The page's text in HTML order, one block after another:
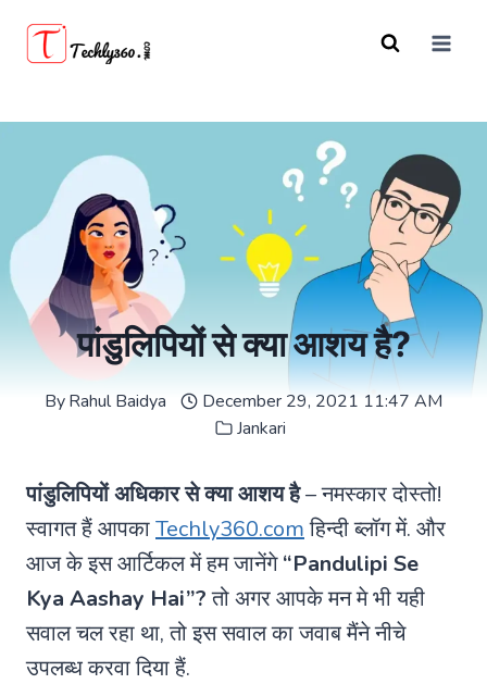
पांडुलिपियों से क्या आशय है?
ByRahul Baidya
December 29, 2021 11:47 AM
Jankari
पांडुलिपियों अधिकार से क्या आशय है– नमस्कार दोस्तो!
स्वागत हैं आपकाTechly360.comहिन्दी ब्लॉग में. और
आज के इस आर्टिकल में हम जानेंगे“Pandulipi Se
Kya Aashay Hai”?तो अगर आपके मन मे भी यही
सवाल चल रहा था, तो इस सवाल का जवाब मैंने नीचे
उपलब्ध करवा दिया हैं.